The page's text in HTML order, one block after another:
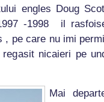
engles Doug
-1998 il
, pe care nu imi
nicaieri pe
Mai